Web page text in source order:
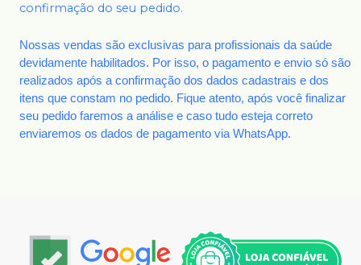
confirmação do seu pedido.
Nossas vendas são exclusivas para profissionais da saúde
devidamente habilitados. Por isso, o pagamento e envio só são
realizados após a confirmação dos dados cadastrais e dos
itens que constam no pedido. Fique atento, após você finalizar
seu pedido faremos a análise e caso tudo esteja correto
enviaremos os dados de pagamento via WhatsApp.